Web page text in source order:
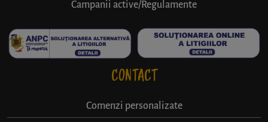
Campanii active/Regulamente
CONTACT
Comenzi personalizate